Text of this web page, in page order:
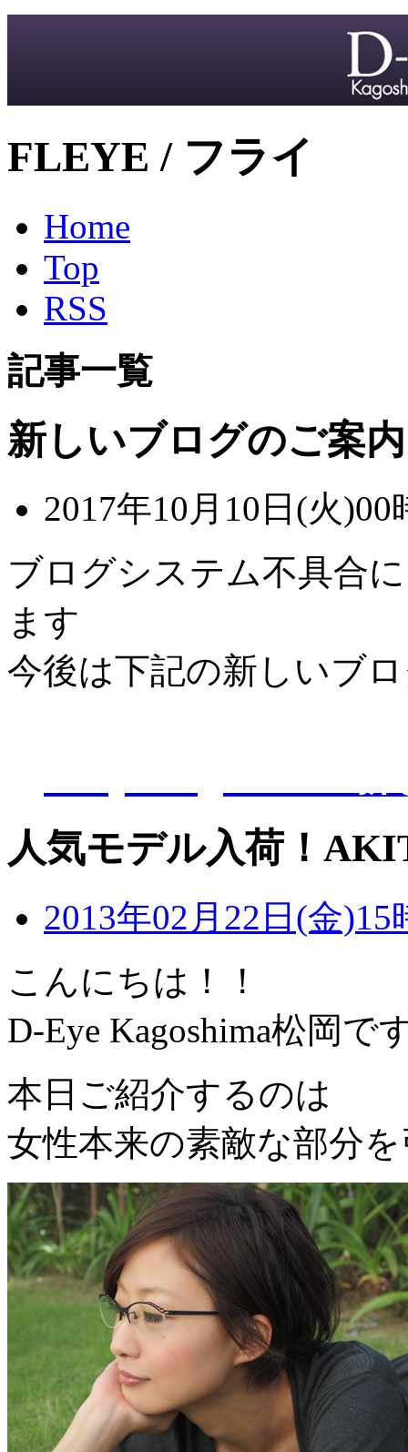
FLEYE / フライ
Home
Top
RSS
記事一覧
新しいブログのご案内
2017年10月10日(火)00
ブログシステム不具合
ます
今後は下記の新しいブ
人気モデル入荷！
2013年02月22日(金)15
こんにちは！！
D-Eye Kagoshima松岡で
本日ご紹介するのは
女性本来の素敵な部分